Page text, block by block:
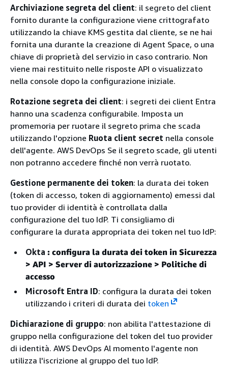
Archiviazione segreta del client: il segreto del client
fornito durante la configurazione viene crittografato
utilizzando la chiave KMS gestita dal cliente, se ne hai
fornita una durante la creazione di Agent Space, o una
chiave di proprietà del servizio in caso contrario. Non
viene mai restituito nelle risposte API o visualizzato
nella console dopo la configurazione iniziale.
Rotazione segreta dei client: i segreti dei client Entra
hanno una scadenza configurabile. Imposta un
promemoria per ruotare il segreto prima che scada
utilizzando l'opzione Ruota client secret nella console
dell'agente. AWS DevOps Se il segreto scade, gli utenti
non potranno accedere finché non verrà ruotato.
Gestione permanente dei token: la durata dei token
(token di accesso, token di aggiornamento) emessi dal
tuo provider di identità è controllata dalla
configurazione del tuo IdP. Ti consigliamo di
configurare la durata appropriata dei token nel tuo IdP:
Okta : configura la durata dei token in Sicurezza
> API > Server di autorizzazione > Politiche di
accesso
Microsoft Entra ID: configura la durata dei token
utilizzando i criteri di durata dei token
Dichiarazione di gruppo: non abilita l'attestazione di
gruppo nella configurazione del token del tuo provider
di identità. AWS DevOps Al momento l'agente non
utilizza l'iscrizione al gruppo del tuo IdP.